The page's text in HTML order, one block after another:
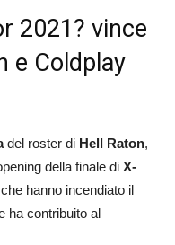
2021? vince
e Coldplay
del roster di Hell Raton,
della finale di X-
che hanno incendiato il
ha contribuito al